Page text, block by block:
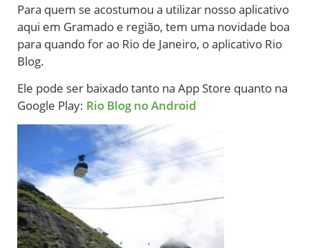
Para quem se acostumou a utilizar nosso aplicativo
aqui em Gramado e região, tem uma novidade boa
para quando for ao Rio de Janeiro, o aplicativo Rio
Blog.
Ele pode ser baixado tanto na App Store quanto na
Google Play: Rio Blog no Android